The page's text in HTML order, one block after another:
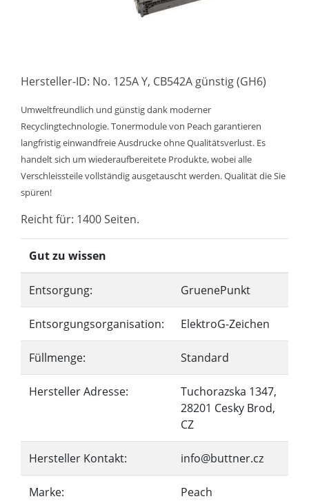
Hersteller-ID: No. 125A Y, CB542A günstig (GH6)
Umweltfreundlich und günstig dank moderner
Recyclingtechnologie. Tonermodule von Peach garantieren
langfristig einwandfreie Ausdrucke ohne Qualitätsverlust. Es
handelt sich um wiederaufbereitete Produkte, wobei alle
Verschleissteile vollständig ausgetauscht werden. Qualität die Sie
spüren!
Reicht für: 1400 Seiten.
Gut zu wissen
Entsorgung: GruenePunkt
Entsorgungsorganisation: ElektroG-Zeichen
Füllmenge: Standard
Hersteller Adresse:
Tuchorazska 1347,
28201 Cesky Brod,
CZ
Hersteller Kontakt: info@buttner.cz
Marke: Peach